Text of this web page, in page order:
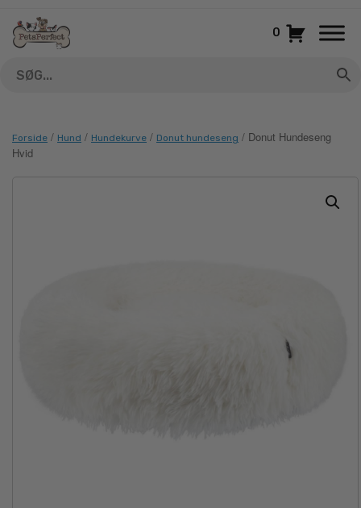
indhold
0
Forside / Hund / Hundekurve / Donut hundeseng / Donut Hundeseng
Hvid